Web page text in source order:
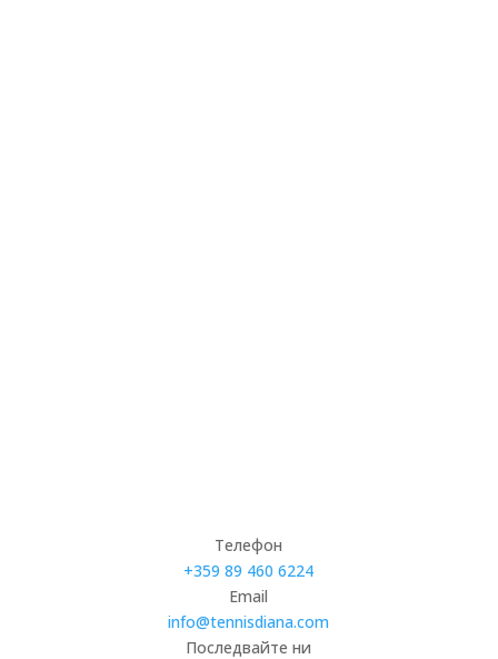
Телефон
+359 89 460 6224­
Email
info@tennisdiana.com
Последвайте ни